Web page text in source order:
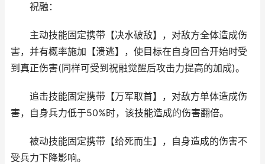
祝融：
主动技能固定携带【决水破敌】，对敌方全体造成伤
害，并有概率施加【溃逃】，使目标在自身回合开始时受
到真正伤害(同样可受到祝融觉醒后攻击力提高的加成)。
追击技能固定携带【万军取首】，对敌方单体造成伤
害，自身兵力低于50%时，该技能造成的伤害翻倍。
被动技能固定携带【给死而生】，自身造成的伤害不
受兵力下降影响。